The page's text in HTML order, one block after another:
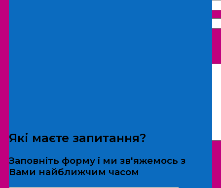
*Дані не передаються третім особам
Які маєте запитання?
Заповніть форму і ми зв'яжемось з
Вами найближчим часом